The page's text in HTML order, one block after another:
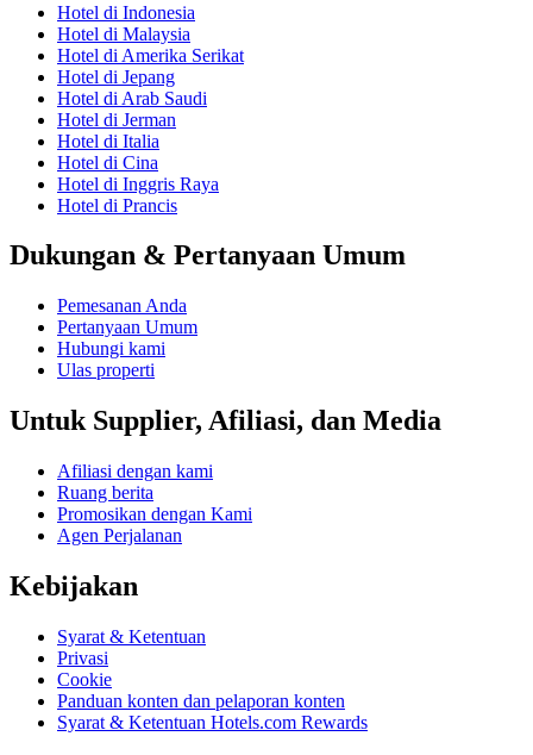
Hotel di Indonesia
Hotel di Malaysia
Hotel di Amerika Serikat
Hotel di Jepang
Hotel di Arab Saudi
Hotel di Jerman
Hotel di Italia
Hotel di Cina
Hotel di Inggris Raya
Hotel di Prancis
Dukungan & Pertanyaan Umum
Pemesanan Anda
Pertanyaan Umum
Hubungi kami
Ulas properti
Untuk Supplier, Afiliasi, dan Media
Afiliasi dengan kami
Ruang berita
Promosikan dengan Kami
Agen Perjalanan
Kebijakan
Syarat & Ketentuan
Privasi
Cookie
Panduan konten dan pelaporan konten
Syarat & Ketentuan Hotels.com Rewards